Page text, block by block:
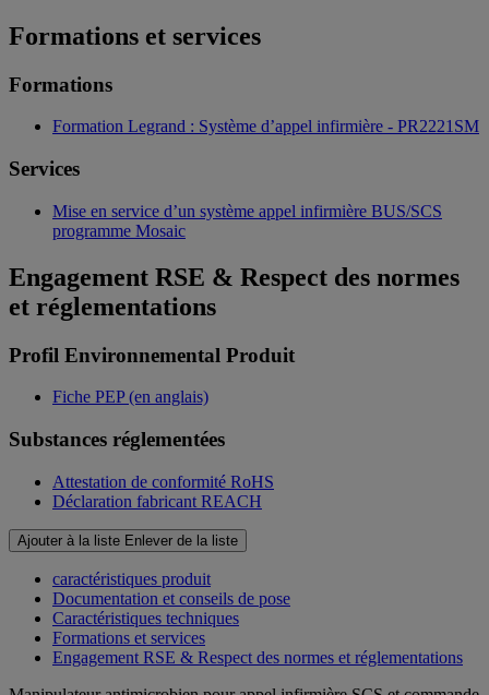
Formations et services
Formations
Formation Legrand : Système d’appel infirmière - PR2221SM
Services
Mise en service d’un système appel infirmière BUS/SCS
programme Mosaic
Engagement RSE & Respect des normes
et réglementations
Profil Environnemental Produit
Fiche PEP (en anglais)
Substances réglementées
Attestation de conformité RoHS
Déclaration fabricant REACH
Ajouter à la liste Enlever de la liste
caractéristiques produit
Documentation et conseils de pose
Caractéristiques techniques
Formations et services
Engagement RSE & Respect des normes et réglementations